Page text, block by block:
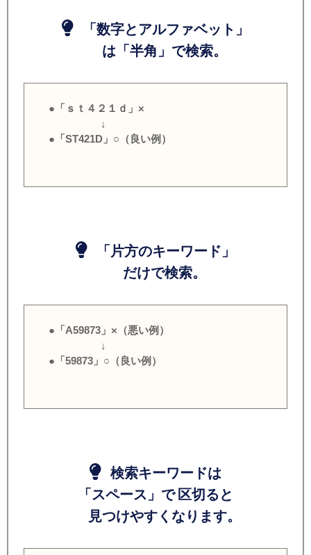
「数字とアルファベット」
は「半角」で検索。
●「ｓｔ４２１ｄ」×
↓
●「ST421D」○（良い例）
「片方のキーワード」
だけで検索。
●「A59873」×（悪い例）
↓
●「59873」○（良い例）
検索キーワードは
「スペース」で 区切ると
見つけやすくなります。